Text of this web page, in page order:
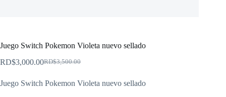
Juego Switch Pokemon Violeta nuevo sellado
RD$3,500.00
El
original
RD$3,000.00El
actual
Juego Switch Pokemon Violeta nuevo sellado